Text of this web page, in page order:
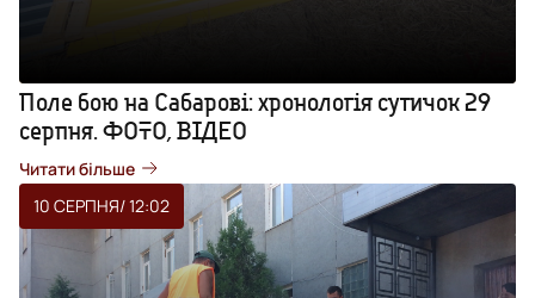
Поле бою на Сабарові: хронологія сутичок 29
серпня. ФОТО, ВІДЕО
Читати більше
10 СЕРПНЯ/ 12:02